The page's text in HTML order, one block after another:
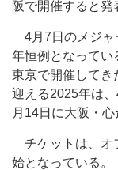
阪で開催すると発
4月7日のメジャ
年恒例となってい
東京で開催してき
迎える2025年は
月14日に大阪・
チケットは、オ
始となっている。